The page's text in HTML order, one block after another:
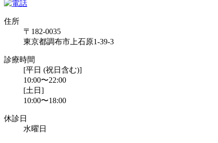
住所
〒182-0035
東京都調布市上石原1-39-3
診療時間
[平日 (祝日含む)]
10:00〜22:00
[土日]
10:00〜18:00
休診日
水曜日